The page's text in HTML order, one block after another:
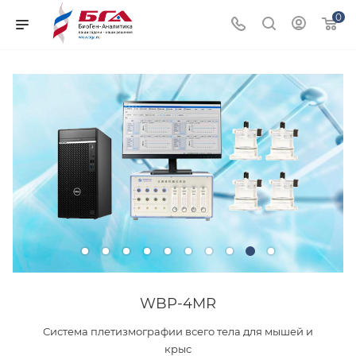
0
WBP-4MR
Система плетизмографии всего тела для мышей и
крыс